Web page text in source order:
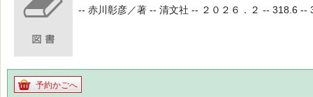
-- 赤川彰彦／著 -- 清文社 -- ２０２６．２ -- 318.6 --
予約かごへ